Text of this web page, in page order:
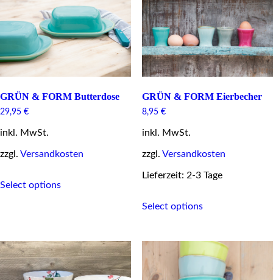
options
may
be
chosen
page
chosen
on
the
product
page
GRÜN & FORM Butterdose
29,95 €
inkl. MwSt.
zzgl. Versandkosten
Select optionsproduct
options
may
be
GRÜN & FORM Eierbecher
8,95 €
inkl. MwSt.
zzgl. Versandkosten
Lieferzeit: 2-3 Tage
Select optionsproduct
variants.
The
options
may